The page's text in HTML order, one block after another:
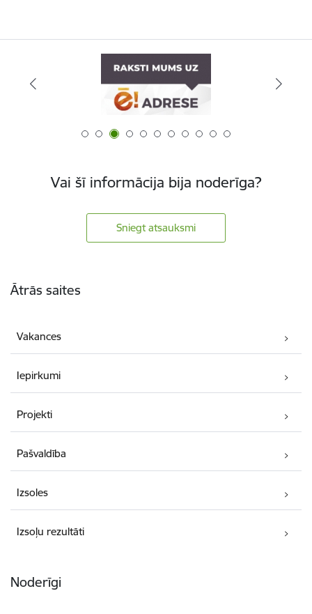
Vai šī informācija bija noderīga?
Sniegt atsauksmi
Ātrās saites
Vakances
Iepirkumi
Projekti
Pašvaldība
Izsoles
Izsoļu rezultāti
Noderīgi